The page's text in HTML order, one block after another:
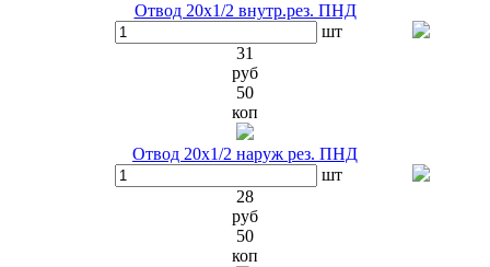
Отвод 20х1/2 внутр.рез. ПНД
шт
31
руб
50
коп
Отвод 20х1/2 наруж рез. ПНД
шт
28
руб
50
коп